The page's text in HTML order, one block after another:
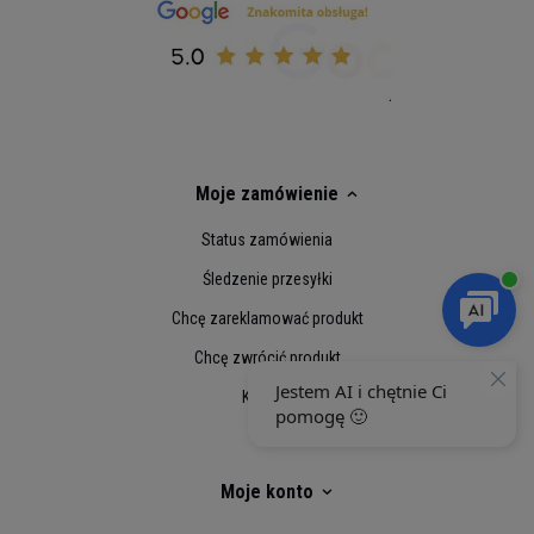
aktywnych fizycznie i sportowców, ponieważ
znacznie zwiększa ona wydolność fizyczną
. Ponadto regularna suplementacja
w Kreatyne od Gaspari Nutrition i zadbaj o lepsze
Moje zamówienie
Status zamówienia
Śledzenie przesyłki
Chcę zareklamować produkt
Chcę zwrócić produkt
Kontakt
Moje konto